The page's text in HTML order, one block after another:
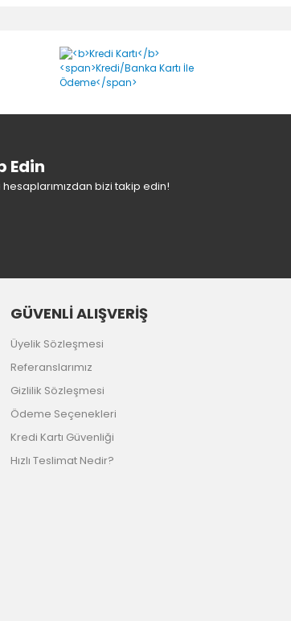
Edin
bizi takip edin!
GÜVENLİ ALIŞVERİŞ
Üyelik Sözleşmesi
Referanslarımız
Gizlilik Sözleşmesi
Ödeme Seçenekleri
Kredi Kartı Güvenliği
Hızlı Teslimat Nedir?